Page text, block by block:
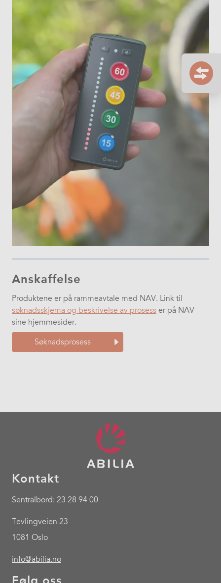
Anskaffelse
Produktene er på rammeavtale med NAV. Link til
søknadsskjema og beskrivelse av prosess er på NAV
sine hjemmesider.
Søknadsprosess
Kontakt
Sentralbord: 23 28 94 00
Tevlingveien 23
1081 Oslo
info@abilia.no